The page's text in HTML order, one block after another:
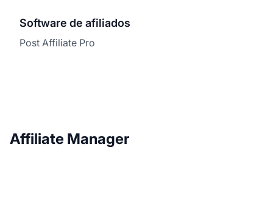
Software de afiliados
Post Affiliate Pro
Affiliate Manager